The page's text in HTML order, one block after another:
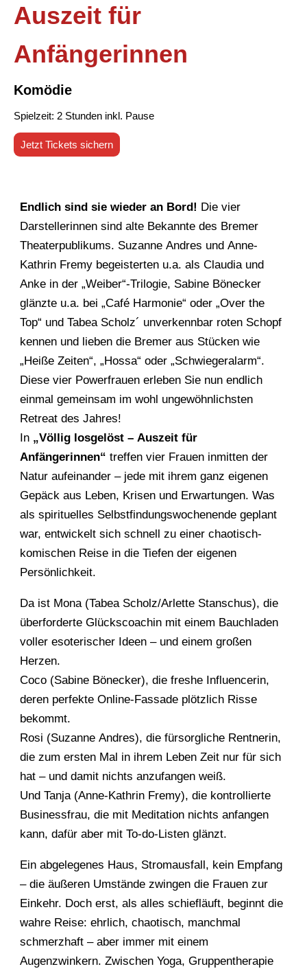
Auszeit für
Anfängerinnen
Komödie
Spielzeit: 2 Stunden inkl. Pause
Jetzt Tickets sichern
Endlich sind sie wieder an Bord! Die vier
Darstellerinnen sind alte Bekannte des Bremer
Theaterpublikums. Suzanne Andres und Anne-
Kathrin Fremy begeisterten u.a. als Claudia und
Anke in der „Weiber“-Trilogie, Sabine Bönecker
glänzte u.a. bei „Café Harmonie“ oder „Over the
Top“ und Tabea Scholz´ unverkennbar roten Schopf
kennen und lieben die Bremer aus Stücken wie
„Heiße Zeiten“, „Hossa“ oder „Schwiegeralarm“.
Diese vier Powerfrauen erleben Sie nun endlich
einmal gemeinsam im wohl ungewöhnlichsten
Retreat des Jahres!
In „Völlig losgelöst – Auszeit für
Anfängerinnen“ treffen vier Frauen inmitten der
Natur aufeinander – jede mit ihrem ganz eigenen
Gepäck aus Leben, Krisen und Erwartungen. Was
als spirituelles Selbstfindungswochenende geplant
war, entwickelt sich schnell zu einer chaotisch-
komischen Reise in die Tiefen der eigenen
Persönlichkeit.
Da ist Mona (Tabea Scholz/Arlette Stanschus), die
überforderte Glückscoachin mit einem Bauchladen
voller esoterischer Ideen – und einem großen
Herzen.
Coco (Sabine Bönecker), die freshe Influencerin,
deren perfekte Online-Fassade plötzlich Risse
bekommt.
Rosi (Suzanne Andres), die fürsorgliche Rentnerin,
die zum ersten Mal in ihrem Leben Zeit nur für sich
hat – und damit nichts anzufangen weiß.
Und Tanja (Anne-Kathrin Fremy), die kontrollierte
Businessfrau, die mit Meditation nichts anfangen
kann, dafür aber mit To-do-Listen glänzt.
Ein abgelegenes Haus, Stromausfall, kein Empfang
– die äußeren Umstände zwingen die Frauen zur
Einkehr. Doch erst, als alles schiefläuft, beginnt die
wahre Reise: ehrlich, chaotisch, manchmal
schmerzhaft – aber immer mit einem
Augenzwinkern. Zwischen Yoga, Gruppentherapie